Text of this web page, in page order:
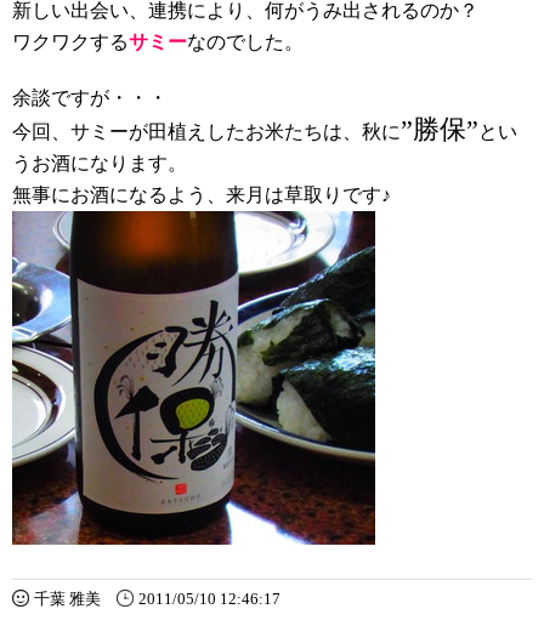
新しい出会い、連携により、何がうみ出されるのか？
ワクワクするサミーなのでした。
余談ですが・・・
今回、サミーが田植えしたお米たちは、秋に”勝保”とい
うお酒になります。
無事にお酒になるよう、来月は草取りです♪
千葉 雅美 2011/05/10 12:46:17